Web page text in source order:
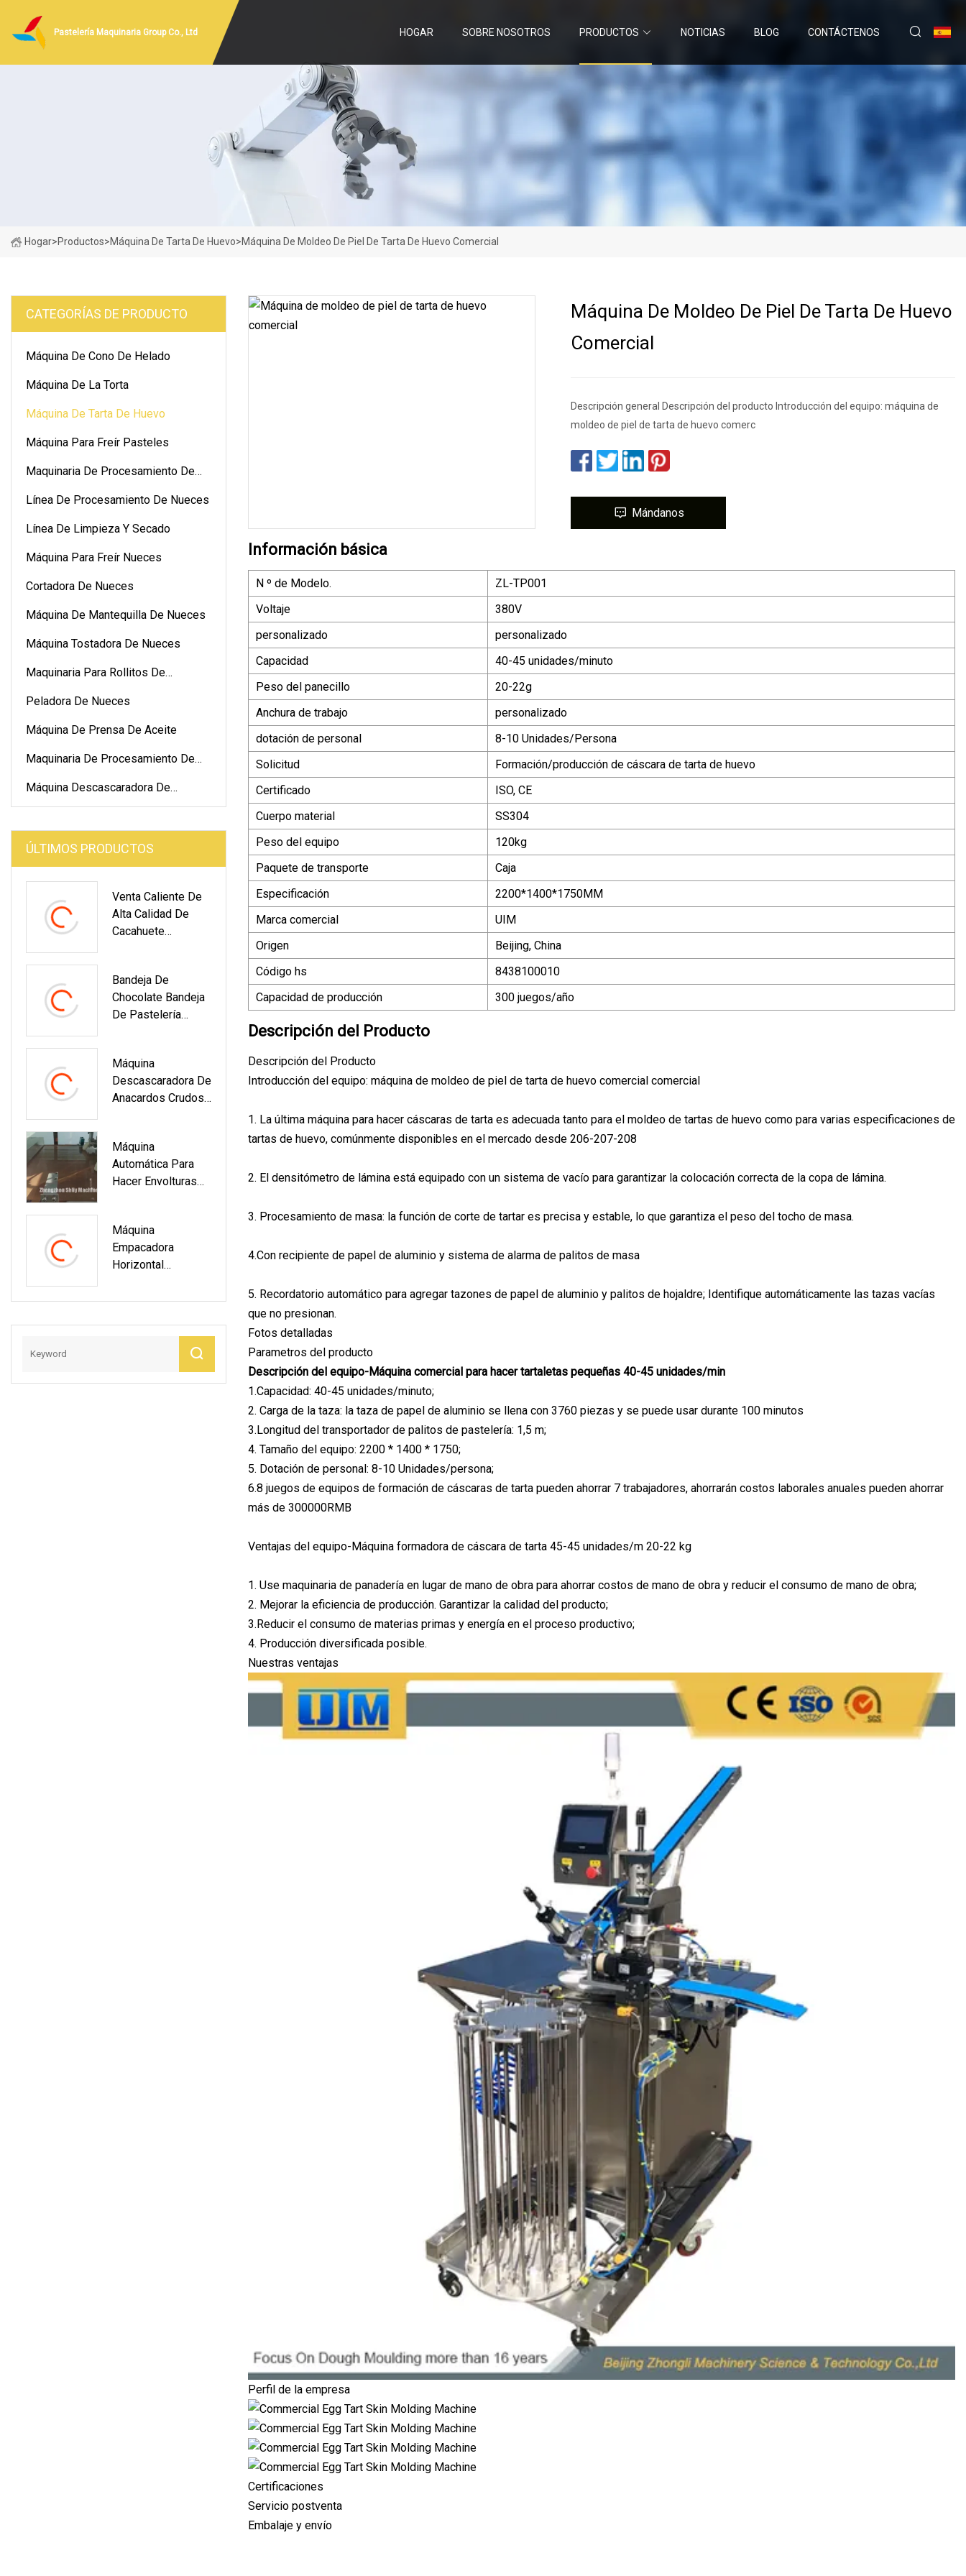
Pastelería Maquinaria Group Co., Ltd HOGAR SOBRE NOSOTROS PRODUCTOS NOTICIAS BLOG CONTÁCTENOS
Hogar>Productos>Máquina De Tarta De Huevo>Máquina De Moldeo De Piel De Tarta De Huevo Comercial
CATEGORÍAS DE PRODUCTO
Máquina De Cono De Helado
Máquina De La Torta
Máquina De Tarta De Huevo
Máquina Para Freír Pasteles
Maquinaria De Procesamiento De
Línea De Procesamiento De Nueces
Línea De Limpieza Y Secado
Máquina Para Freír Nueces
Cortadora De Nueces
Máquina De Mantequilla De Nueces
Máquina Tostadora De Nueces
Maquinaria Para Rollitos De
Peladora De Nueces
Máquina De Prensa De Aceite
Maquinaria De Procesamiento De
Máquina Descascaradora De
Nueces
ÚLTIMOS PRODUCTOS
Venta Caliente De
Alta Calidad De
Cacahuete
Tostadora
Secadora
Bandeja De
Chocolate Bandeja
De Pastelería
Comida Lavadora
Para
Procesamiento De
Máquina
Descascaradora De
Anacardos Crudos
Máquina
Automática Para
Hacer Envolturas
Tortilla De Hoja De
Pastelería
Máquina
Empacadora
Horizontal
Pan/pastel/galleta
Huevo/galleta/cho
Máquinas De
Máquina De Moldeo De Piel De Tarta De Huevo
Comercial
Descripción general Descripción del producto Introducción del equipo: máquina de
moldeo de piel de tarta de huevo comerc
Mándanos
Información básica
N º de Modelo.
ZL-TP001
Voltaje
380V
personalizado
personalizado
Capacidad
40-45 unidades/minuto
Peso del panecillo
20-22g
Anchura de trabajo
personalizado
dotación de personal
8-10 Unidades/Persona
Solicitud
Formación/producción de cáscara de tarta de huevo
Certificado
ISO, CE
Cuerpo material
SS304
Peso del equipo
120kg
Paquete de transporte
Caja
Especificación
2200*1400*1750MM
Marca comercial
UIM
Origen
Beijing, China
Código hs
8438100010
Capacidad de producción
300 juegos/año
Descripción del Producto
Descripción del Producto
Introducción del equipo: máquina de moldeo de piel de tarta de huevo comercial comercial
1. La última máquina para hacer cáscaras de tarta es adecuada tanto para el moldeo de tartas de huevo como para varias especificaciones de
tartas de huevo, comúnmente disponibles en el mercado desde 206-207-208
2. El densitómetro de lámina está equipado con un sistema de vacío para garantizar la colocación correcta de la copa de lámina.
3. Procesamiento de masa: la función de corte de tartar es precisa y estable, lo que garantiza el peso del tocho de masa.
4.Con recipiente de papel de aluminio y sistema de alarma de palitos de masa
5. Recordatorio automático para agregar tazones de papel de aluminio y palitos de hojaldre; Identifique automáticamente las tazas vacías
que no presionan.
Fotos detalladas
Parametros del producto
Descripción del equipo-Máquina comercial para hacer tartaletas pequeñas 40-45 unidades/min
1.Capacidad: 40-45 unidades/minuto;
2. Carga de la taza: la taza de papel de aluminio se llena con 3760 piezas y se puede usar durante 100 minutos
3.Longitud del transportador de palitos de pastelería: 1,5 m;
4. Tamaño del equipo: 2200 * 1400 * 1750;
5. Dotación de personal: 8-10 Unidades/persona;
6.8 juegos de equipos de formación de cáscaras de tarta pueden ahorrar 7 trabajadores, ahorrarán costos laborales anuales pueden ahorrar
más de 300000RMB
Ventajas del equipo-Máquina formadora de cáscara de tarta 45-45 unidades/m 20-22 kg
1. Use maquinaria de panadería en lugar de mano de obra para ahorrar costos de mano de obra y reducir el consumo de mano de obra;
2. Mejorar la eficiencia de producción. Garantizar la calidad del producto;
3.Reducir el consumo de materias primas y energía en el proceso productivo;
4. Producción diversificada posible.
Nuestras ventajas
Perfil de la empresa
Certificaciones
Servicio postventa
Embalaje y envío